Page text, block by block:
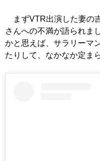
まずVTR出演した妻の
さんへの不満が語られま
かと思えば、サラリーマ
たりして、なかなか定ま